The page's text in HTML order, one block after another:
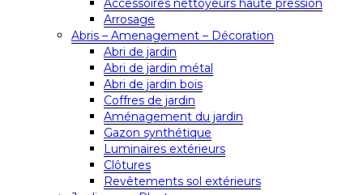
Accessoires nettoyeurs haute pression
Arrosage
Abris – Amenagement – Décoration
Abri de jardin
Abri de jardin métal
Abri de jardin bois
Coffres de jardin
Aménagement du jardin
Gazon synthétique
Luminaires extérieurs
Clôtures
Revêtements sol extérieurs